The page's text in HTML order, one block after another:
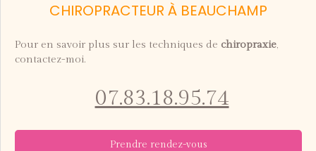
CHIROPRACTEUR À BEAUCHAMP
Pour en savoir plus sur les techniques de chiropraxie,
contactez-moi.
07.83.18.95.74
Prendre rendez-vous